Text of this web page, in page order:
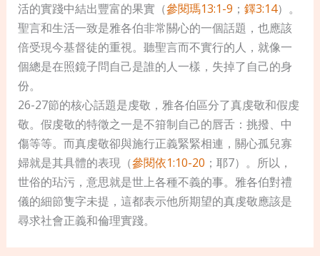
活的實踐中結出豐富的果實（參閱瑪13:1-9 ； 鐸3:14）。
聖言和生活一致是雅各伯非常關心的一個話題，也應該
倍受現今基督徒的重視。聽聖言而不實行的人，就像一
個總是在照鏡子問自己是誰的人一樣，失掉了自己的身
份。
26-27節的核心話題是虔敬，雅各伯區分了真虔敬和假虔
敬。假虔敬的特徵之一是不箝制自己的唇舌：挑撥、中
傷等等。而真虔敬卻與施行正義緊緊相連，關心孤兒寡
婦就是其具體的表現（參閱依1:10-20 ；耶7）。所以，
世俗的玷污，意思就是世上各種不義的事。雅各伯對禮
儀的細節隻字未提，這都表示他所期望的真虔敬應該是
尋求社會正義和倫理實踐。